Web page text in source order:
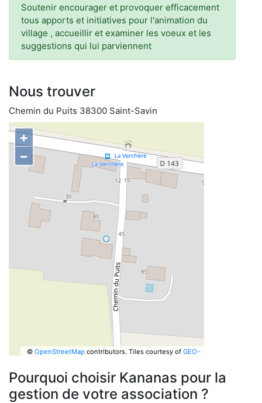
Soutenir encourager et provoquer efficacement
tous apports et initiatives pour l'animation du
village , accueillir et examiner les voeux et les
suggestions qui lui parviennent
Nous trouver
Chemin du Puits 38300 Saint-Savin
+
−
© OpenStreetMapcontributors. Tiles courtesy of GEO-
Pourquoi choisir Kananas pour la
gestion de votre association ?